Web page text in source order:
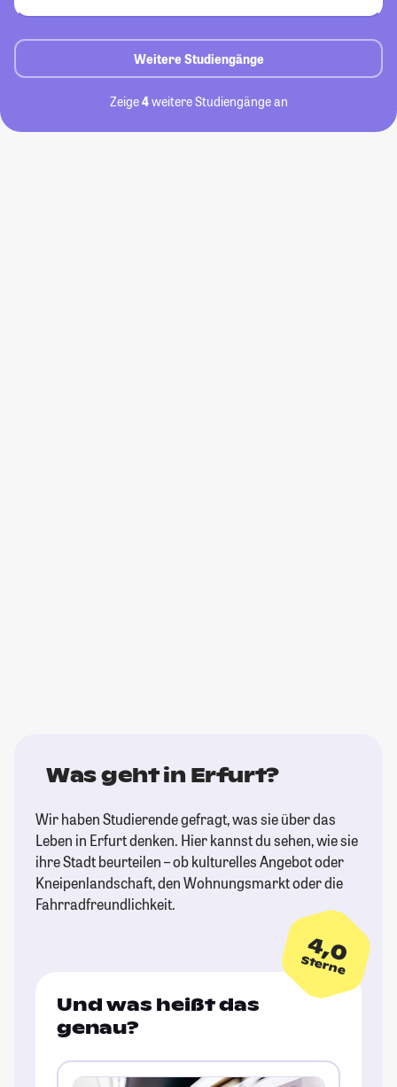
Weitere Studiengänge
Zeige4weitere Studiengänge an
Was geht in Erfurt?
Wir haben Studierende gefragt, was sie über das
Leben in Erfurt denken. Hier kannst du sehen, wie sie
ihre Stadt beurteilen – ob kulturelles Angebot oder
Kneipenlandschaft, den Wohnungsmarkt oder die
Fahrradfreundlichkeit.
4,0
Sterne
Und was heißt das
genau?